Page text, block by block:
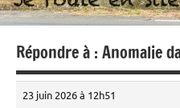
Répondre à : Anomalie
23 juin 2026 à 12h51